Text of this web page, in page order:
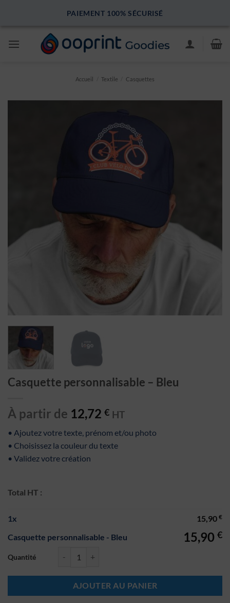
PAIEMENT 100% SÉCURISÉ
Accueil Textile Casquettes
Casquette personnalisable – Bleu
À partir de 12,72 € HT
• Ajoutez votre texte, prénom et/ou photo
• Choisissez la couleur du texte
• Validez votre création
Total HT :
1x 15,90 €
Casquette personnalisable - Bleu 15,90 €
quantité de Casquette personnalisable - Bleu
AJOUTER AU PANIER